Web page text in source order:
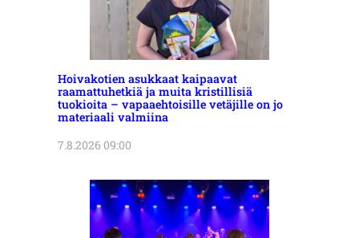
Hoivakotien asukkaat kaipaavat
raamattuhetkiä ja muita kristillisiä
tuokioita – vapaaehtoisille vetäjille on jo
materiaali valmiina
7.8.2026 09:00